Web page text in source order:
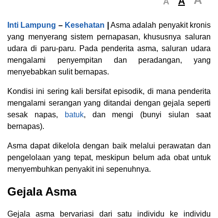
Inti Lampung – Kesehatan
Asma adalah penyakit kronis
yang menyerang sistem pernapasan, khususnya saluran
udara di paru-paru. Pada penderita asma, saluran udara
mengalami penyempitan dan peradangan, yang
menyebabkan sulit bernapas.
Kondisi ini sering kali bersifat episodik, di mana penderita
mengalami serangan yang ditandai dengan gejala seperti
sesak napas,
batuk, dan mengi (bunyi siulan saat
bernapas).
Asma dapat dikelola dengan baik melalui perawatan dan
pengelolaan yang tepat, meskipun belum ada obat untuk
menyembuhkan penyakit ini sepenuhnya.
Gejala Asma
Gejala asma bervariasi dari satu individu ke individu